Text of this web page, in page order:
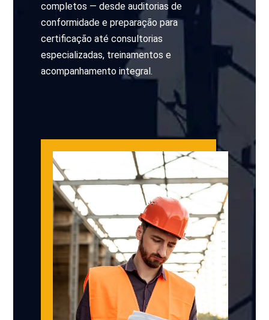
completos — desde auditorias de
conformidade e preparação para
certificação até consultorias
especializadas, treinamentos e
acompanhamento integral.